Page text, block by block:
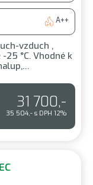
A++
vzduch ,
°C. Vhodné k
31 700,-
35 504,- s DPH 12%